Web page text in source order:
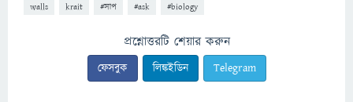
walls krait #সাপ #ask #biology
প্রশ্নোত্তরটি শেয়ার করুন
ফেসবুক লিঙ্কইডিন Telegram